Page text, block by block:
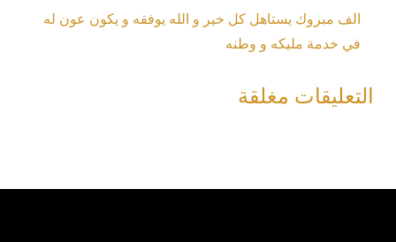
الف مبروك يستاهل كل خير و الله يوفقه و يكون عون له
في خدمة مليكه و وطنه
التعليقات مغلقة